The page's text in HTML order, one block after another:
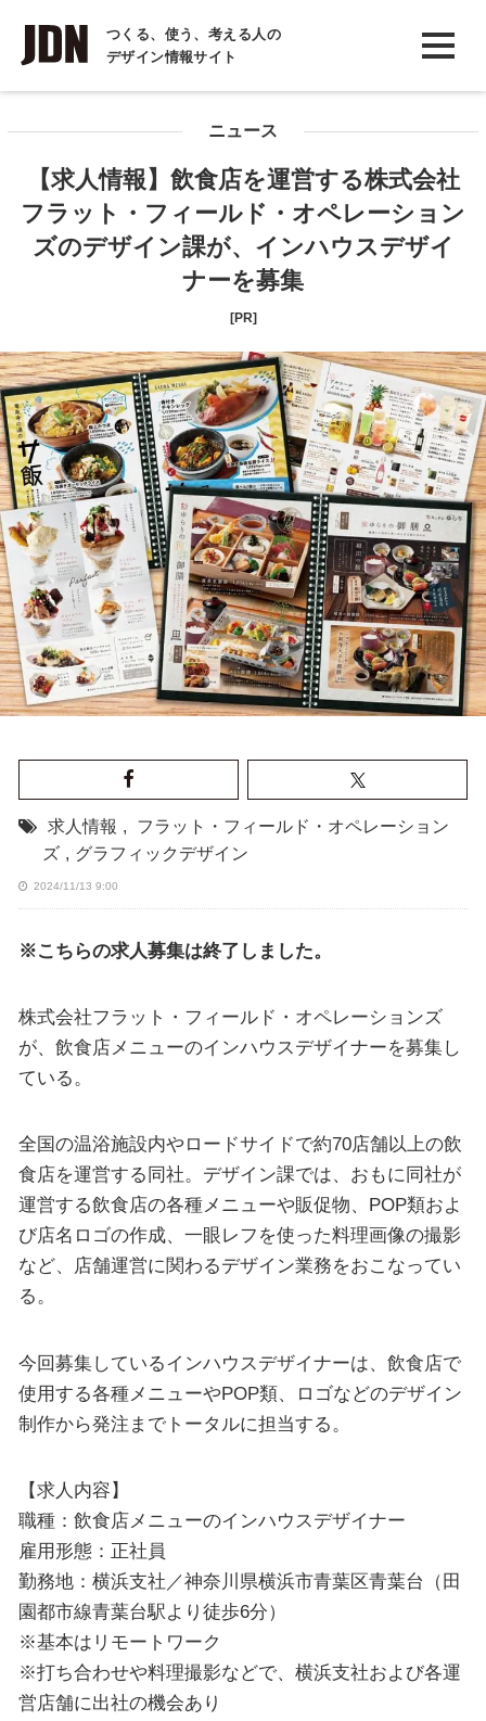
つくる、使う、考える人の
デザイン情報サイト
INTERVIEW
インタビュー
COLUMN
コラム
ニュース
【求人情報】飲食店を運営する株式会社
フラット・フィールド・オペレーション
ズのデザイン課が、インハウスデザイ
ナーを募集
[PR]
求人情報 ,
フラット・フィールド・オペレーション
ズ , グラフィックデザイン
2024/11/13 9:00
※こちらの求人募集は終了しました。
株式会社フラット・フィールド・オペレーションズ
が、飲食店メニューのインハウスデザイナーを募集し
ている。
全国の温浴施設内やロードサイドで約70店舗以上の飲
食店を運営する同社。デザイン課では、おもに同社が
運営する飲食店の各種メニューや販促物、POP類およ
び店名ロゴの作成、一眼レフを使った料理画像の撮影
など、店舗運営に関わるデザイン業務をおこなってい
る。
今回募集しているインハウスデザイナーは、飲食店で
使用する各種メニューやPOP類、ロゴなどのデザイン
制作から発注までトータルに担当する。
【求人内容】
職種：飲食店メニューのインハウスデザイナー
雇用形態：正社員
勤務地：横浜支社／神奈川県横浜市青葉区青葉台（田
園都市線青葉台駅より徒歩6分）
※基本はリモートワーク
※打ち合わせや料理撮影などで、横浜支社および各運
営店舗に出社の機会あり